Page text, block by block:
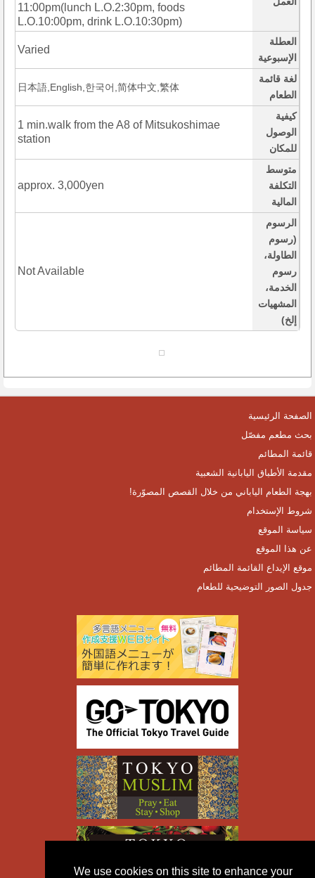
We use cookies on this site to enhance your
11:00pm(lunch L.O.2:30pm, foods
L.O.10:00pm, drink L.O.10:30pm)
العطلة
الإسبوعية
Varied
لغة قائمة
الطعام
日本語,English,한국어,简体中文,繁体
كيفية
الوصول
للمكان
1 min.walk from the A8 of Mitsukoshimae
station
متوسط
التكلفة
المالية
approx. 3,000yen
الرسوم
(رسوم
الطاولة،
رسوم
الخدمة،
المشهيات
إلخ)
Not Available
الصفحة الرئيسية
بحث مطعم مفصّل
قائمة المطائم
مقدمة الأطباق اليابانية الشعبية
بهجة الطعام الياباني من خلال القصص المصوّرة!
شروط الإستخدام
سياسة الموقع
عن هذا الموقع
موقع الإيداع القائمة المطائم
جدول الصور التوضيحية للطعام